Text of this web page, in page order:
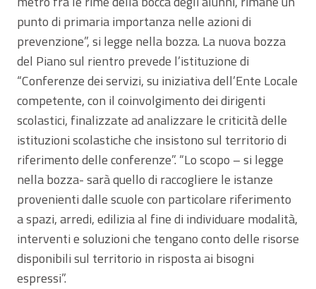
punto di primaria importanza nelle azioni di
prevenzione”, si legge nella bozza. La nuova bozza
del Piano sul rientro prevede l’istituzione di
“Conferenze dei servizi, su iniziativa dell’Ente Locale
competente, con il coinvolgimento dei dirigenti
scolastici, finalizzate ad analizzare le criticità delle
istituzioni scolastiche che insistono sul territorio di
riferimento delle conferenze”. “Lo scopo – si legge
nella bozza- sarà quello di raccogliere le istanze
provenienti dalle scuole con particolare riferimento
a spazi, arredi, edilizia al fine di individuare modalità,
interventi e soluzioni che tengano conto delle risorse
disponibili sul territorio in risposta ai bisogni
espressi”.